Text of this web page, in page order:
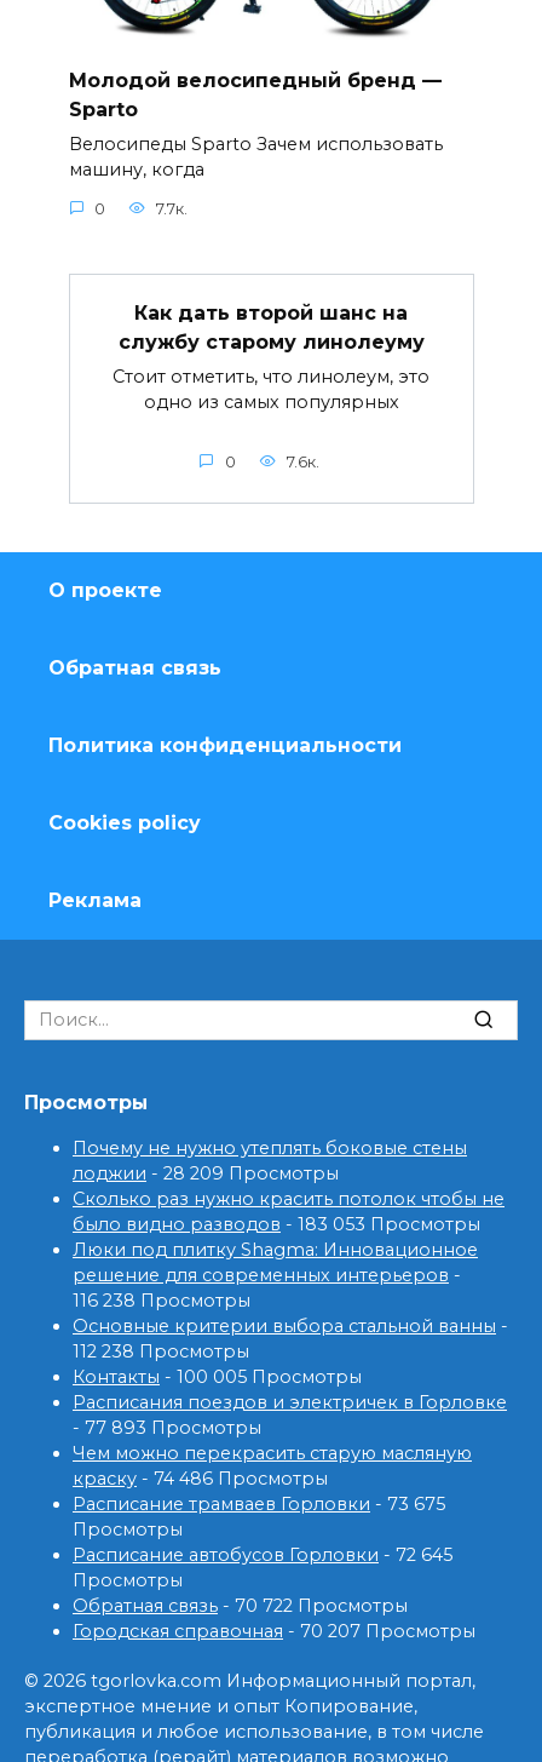
Молодой велосипедный бренд —
Sparto
Велосипеды Sparto Зачем использовать
машину, когда
0 7.7к.
Как дать второй шанс на
службу старому линолеуму
Стоит отметить, что линолеум, это
одно из самых популярных
0 7.6к.
О проекте
Обратная связь
Политика конфиденциальности
Cookies policy
Реклама
Search
for:
Просмотры
Почему не нужно утеплять боковые стены
лоджии - 28 209 Просмотры
Сколько раз нужно красить потолок чтобы не
было видно разводов - 183 053 Просмотры
Люки под плитку Shagma: Инновационное
решение для современных интерьеров -
116 238 Просмотры
Основные критерии выбора стальной ванны -
112 238 Просмотры
Контакты - 100 005 Просмотры
Расписания поездов и электричек в Горловке
- 77 893 Просмотры
Чем можно перекрасить старую масляную
краску - 74 486 Просмотры
Расписание трамваев Горловки - 73 675
Просмотры
Расписание автобусов Горловки - 72 645
Просмотры
Обратная связь - 70 722 Просмотры
Городская справочная - 70 207 Просмотры
© 2026 tgorlovka.com Информационный портал,
экспертное мнение и опыт Копирование,
публикация и любое использование, в том числе
переработка (рерайт) материалов возможно